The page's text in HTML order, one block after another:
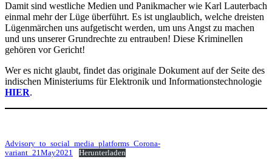
Damit sind westliche Medien und Panikmacher wie Karl Lauterbach
einmal mehr der Lüge überführt. Es ist unglaublich, welche dreisten
Lügenmärchen uns aufgetischt werden, um uns Angst zu machen
und uns unserer Grundrechte zu entrauben! Diese Kriminellen
gehören vor Gericht!
Wer es nicht glaubt, findet das originale Dokument auf der Seite des
indischen Ministeriums für Elektronik und Informationstechnologie
HIER.
Advisory_to_social_media_platforms_Corona-
variant_21May2021
Herunterladen